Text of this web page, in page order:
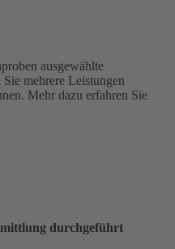
ausgewählte
mehrere Leistungen
Mehr dazu erfahren Sie
durchgeführt